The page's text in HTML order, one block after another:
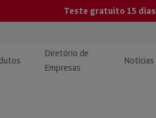
Teste gratuito 15 dias
Diretório de
Empresas
Notícias